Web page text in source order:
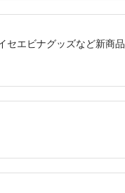
セエビナグッズなど新商品